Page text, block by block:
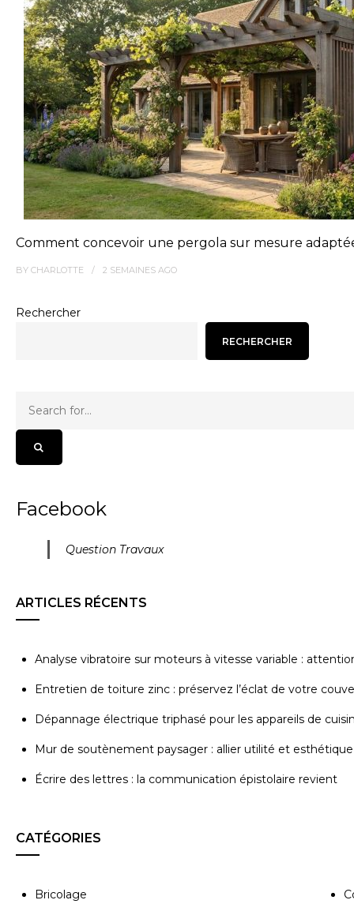
Comment concevoir une pergola sur mesure
BY CHARLOTTE 2 SEMAINES AGO
Rechercher
RECHERCHER
Facebook
Question Travaux
ARTICLES RÉCENTS
Analyse vibratoire sur moteurs à vitesse variable :
Entretien de toiture zinc : préservez l’éclat de votre
Dépannage électrique triphasé pour les appareils de
Mur de soutènement paysager : allier utilité et esthétique
Écrire des lettres : la communication épistolaire revient
CATÉGORIES
Bricolage